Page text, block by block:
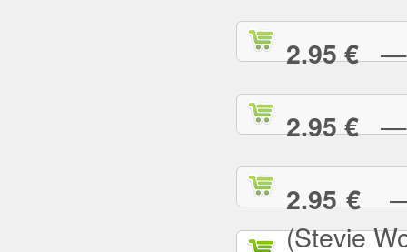
2.95 €—
2.95 €—
2.95 €—
(Stevie